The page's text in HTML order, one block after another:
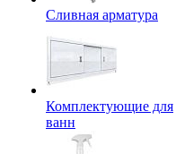
Сливная арматура
Комплектующие для
ванн